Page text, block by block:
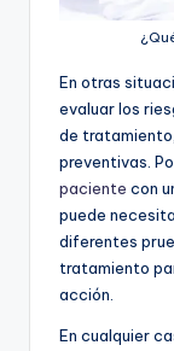
En otras
evaluar los
de
preventivas.
paciente con
puede
diferentes
tratamiento
acción.
En cualquier